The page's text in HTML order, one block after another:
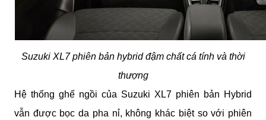
Suzuki XL7 phiên bản hybrid đậm chất cá tính và thời
thượng
Hệ thống ghế ngồi của Suzuki XL7 phiên bản Hybrid
vẫn được bọc da pha nỉ, không khác biệt so với phiên